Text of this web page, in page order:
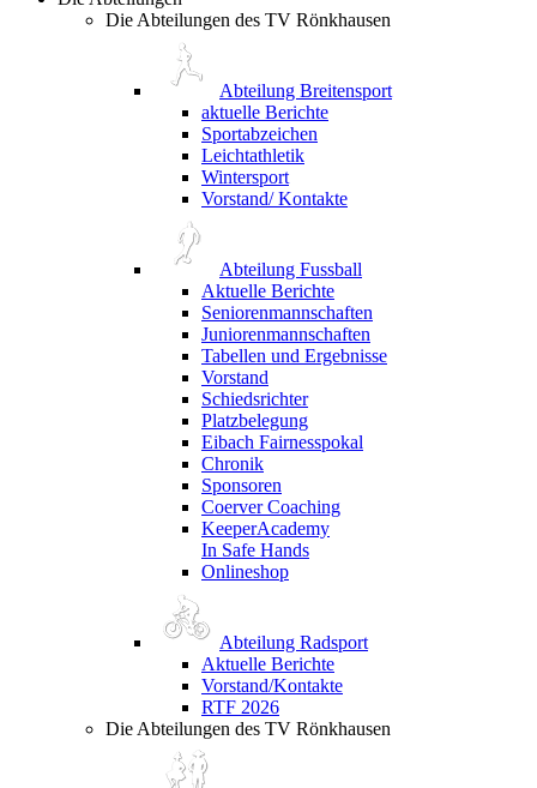
Die Abteilungen des TV Rönkhausen
Abteilung Breitensport
aktuelle Berichte
Sportabzeichen
Leichtathletik
Wintersport
Vorstand/ Kontakte
Abteilung Fussball
Aktuelle Berichte
Seniorenmannschaften
Juniorenmannschaften
Tabellen und Ergebnisse
Vorstand
Schiedsrichter
Platzbelegung
Eibach Fairnesspokal
Chronik
Sponsoren
Coerver Coaching
KeeperAcademy
In Safe Hands
Onlineshop
Abteilung Radsport
Aktuelle Berichte
Vorstand/Kontakte
RTF 2026
Die Abteilungen des TV Rönkhausen